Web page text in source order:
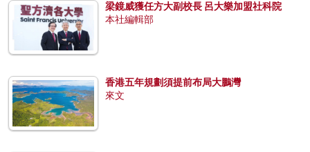
梁鏡威獲任方大副校長 呂大樂加盟社科院
本社編輯部
香港五年規劃須提前布局大鵬灣
來文